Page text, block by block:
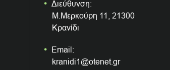
Διεύθυνση:
Μ.Μερκούρη 11, 21300
Κρανίδι
Email:
kranidi1@otenet.gr